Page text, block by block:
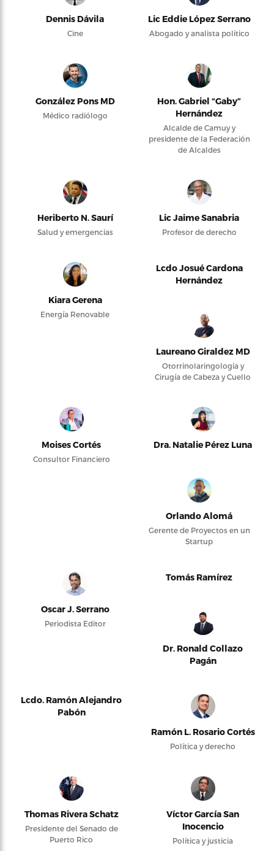
Dennis Dávila
Cine
Lic Eddie López Serrano
Abogado y analista político
González Pons MD
Médico radiólogo
Hon. Gabriel “Gaby”
Hernández
Alcalde de Camuy y
presidente de la Federación
de Alcaldes
Heriberto N. Saurí
Salud y emergencias
Lic Jaime Sanabria
Profesor de derecho
Kiara Gerena
Energía Renovable
Lcdo Josué Cardona
Hernández
Laureano Giraldez MD
Otorrinolaringología y
Cirugía de Cabeza y Cuello
Moises Cortés
Consultor Financiero
Dra. Natalie Pérez Luna
Orlando Alomá
Gerente de Proyectos en un
Startup
Oscar J. Serrano
Periodista Editor
Tomás Ramírez
Dr. Ronald Collazo
Pagán
Lcdo. Ramón Alejandro
Pabón
Ramón L. Rosario Cortés
Política y derecho
Thomas Rivera Schatz
Presidente del Senado de
Puerto Rico
Víctor García San
Inocencio
Política y justicia